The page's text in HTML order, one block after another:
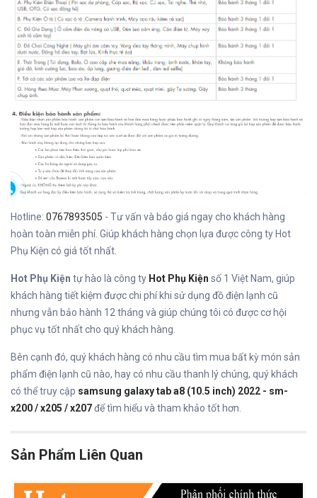
Hotline: 0767893505 - Tư vấn và báo giá ngay cho khách hàng
hoàn toàn miễn phí. Giúp khách hàng chọn lựa được công ty Hot
Phụ Kiện có giá tốt nhất.
Hot Phụ Kiện tự hào là công ty Hot Phụ Kiện số 1 Việt Nam, giúp
khách hàng tiết kiệm được chi phí khi sử dụng đồ điện lạnh cũ
nhưng vẫn bảo hành 12 tháng và giúp chúng tôi có được cơ hội
phục vụ tốt nhất cho quý khách hàng.
Bên cạnh đó, quý khách hàng có nhu cầu tìm mua bất kỳ món sản
phẩm điện lạnh cũ nào, hay có nhu cầu thanh lý chúng, quý khách
có thể truy cập samsung galaxy tab a8 (10.5 inch) 2022 - sm-
x200 / x205 / x207để tìm hiểu và tham khảo tốt hơn.
Sản Phẩm Liên Quan